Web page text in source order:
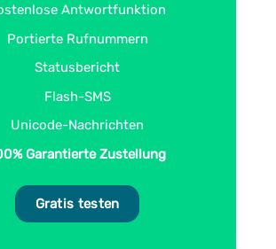
Antwortfunktion
Portierte Rufnummern
Statusbericht
Flash-SMS
Unicode-Nachrichten
Garantierte Zustellung
Gratis testen